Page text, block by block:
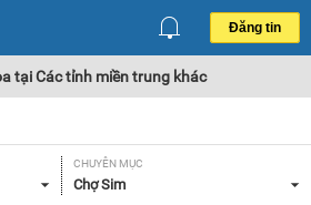
Đăng tin
tại Các tỉnh miền trung khác
CHUYÊN MỤC
Chợ Sim